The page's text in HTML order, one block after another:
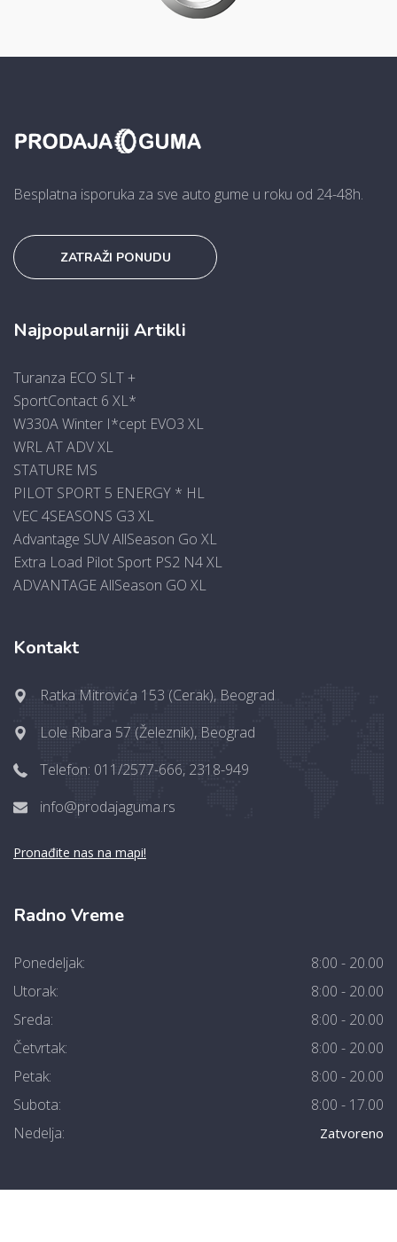
Besplatna isporuka za sve auto gume u roku od 24-48h.
ZATRAŽI PONUDU
Najpopularniji Artikli
Turanza ECO SLT +
SportContact 6 XL*
W330A Winter I*cept EVO3 XL
WRL AT ADV XL
STATURE MS
PILOT SPORT 5 ENERGY * HL
VEC 4SEASONS G3 XL
Advantage SUV AllSeason Go XL
Extra Load Pilot Sport PS2 N4 XL
ADVANTAGE AllSeason GO XL
Kontakt
Ratka Mitrovića 153 (Cerak), Beograd
Lole Ribara 57 (Železnik), Beograd
Telefon: 011/2577-666, 2318-949
info@prodajaguma.rs
Pronađite nas na mapi!
Radno Vreme
Ponedeljak:
8:00 - 20.00
Utorak:
8:00 - 20.00
Sreda:
8:00 - 20.00
Četvrtak:
8:00 - 20.00
Petak:
8:00 - 20.00
Subota:
8:00 - 17.00
Nedelja:
Zatvoreno